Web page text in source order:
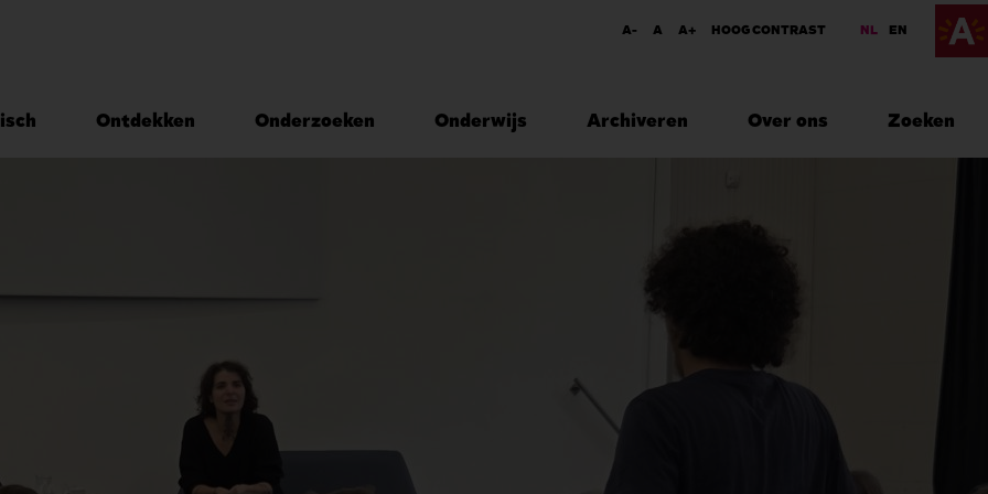
A- A A+ HOOG CONTRAST NL EN
Ontdekken Onderzoeken Onderwijs Archiveren Over ons Zoeken